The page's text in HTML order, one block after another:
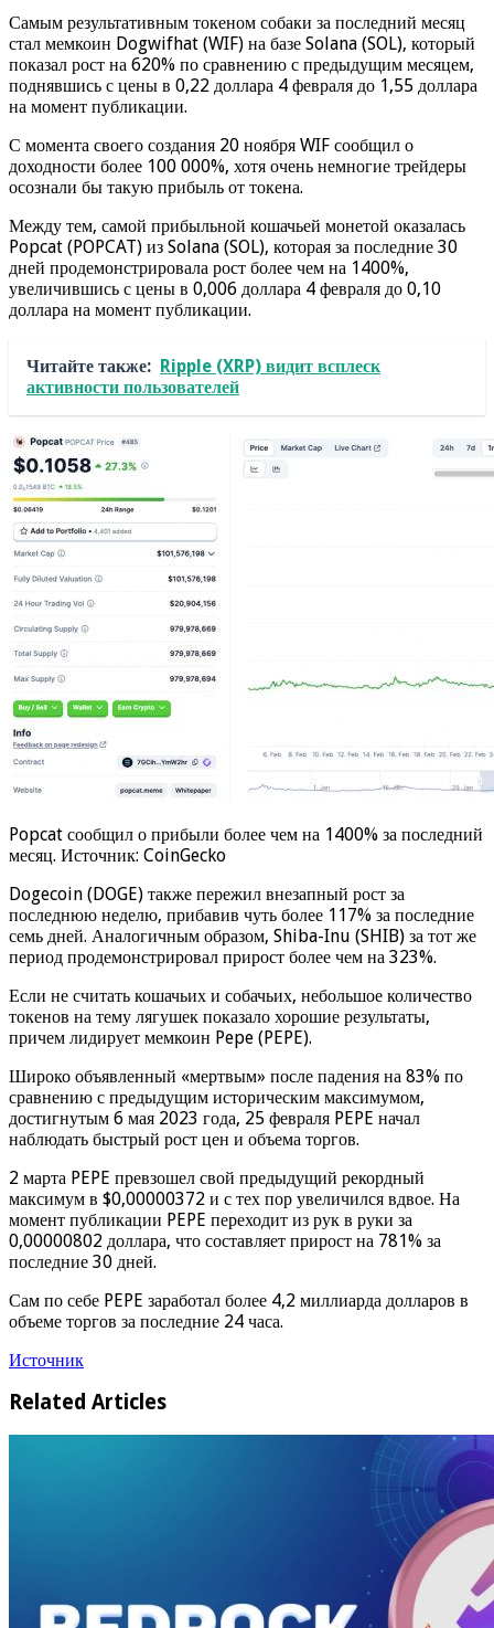
Самым результативным токеном собаки за последний месяц
стал мемкоин Dogwifhat (WIF) на базе Solana (SOL), который
показал рост на 620% по сравнению с предыдущим месяцем,
поднявшись с цены в 0,22 доллара 4 февраля до 1,55 доллара
на момент публикации.
С момента своего создания 20 ноября WIF сообщил о
доходности более 100 000%, хотя очень немногие трейдеры
осознали бы такую прибыль от токена.
Между тем, самой прибыльной кошачьей монетой оказалась
Popcat (POPCAT) из Solana (SOL), которая за последние 30
дней продемонстрировала рост более чем на 1400%,
увеличившись с цены в 0,006 доллара 4 февраля до 0,10
доллара на момент публикации.
Читайте также: Ripple (XRP) видит всплеск
активности пользователей
Popcat сообщил о прибыли более чем на 1400% за последний
месяц. Источник: CoinGecko
Dogecoin (DOGE) также пережил внезапный рост за
последнюю неделю, прибавив чуть более 117% за последние
семь дней. Аналогичным образом, Shiba-Inu (SHIB) за тот же
период продемонстрировал прирост более чем на 323%.
Если не считать кошачьих и собачьих, небольшое количество
токенов на тему лягушек показало хорошие результаты,
причем лидирует мемкоин Pepe (PEPE).
Широко объявленный «мертвым» после падения на 83% по
сравнению с предыдущим историческим максимумом,
достигнутым 6 мая 2023 года, 25 февраля PEPE начал
наблюдать быстрый рост цен и объема торгов.
2 марта PEPE превзошел свой предыдущий рекордный
максимум в $0,00000372 и с тех пор увеличился вдвое. На
момент публикации PEPE переходит из рук в руки за
0,00000802 доллара, что составляет прирост на 781% за
последние 30 дней.
Сам по себе PEPE заработал более 4,2 миллиарда долларов в
объеме торгов за последние 24 часа.
Источник
Related Articles